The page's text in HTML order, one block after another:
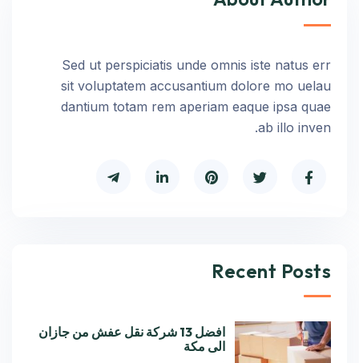
Sed ut perspiciatis unde omnis iste natus err
sit voluptatem accusantium dolore mo uelau
dantium totam rem aperiam eaque ipsa quae
ab illo inven.
Recent Posts
افضل 13 شركة نقل عفش من جازان
الى مكة